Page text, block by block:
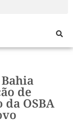
de
OSBA